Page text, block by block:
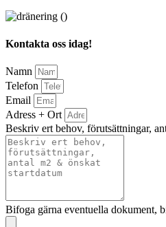
Kontakta oss idag!
Namn
Telefon
Email
Adress + Ort
Beskriv ert behov, förutsättningar,
Bifoga gärna eventuella dokument,